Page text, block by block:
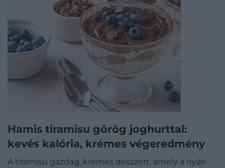
Hamis tiramisu görög joghurttal:
kevés kalória, krémes végeredmény
A tiramisu gazdag, krémes desszert, amely a nyári